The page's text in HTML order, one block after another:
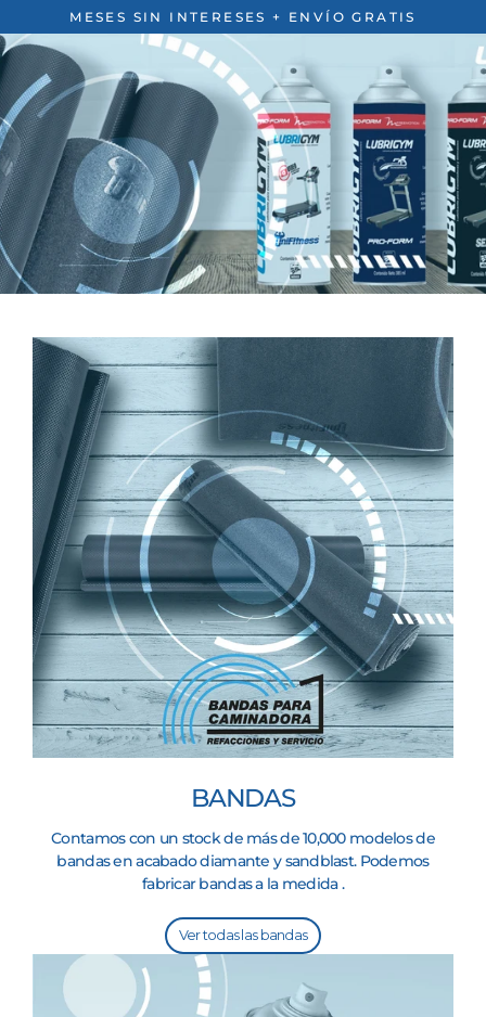
directamente
al
contenido
MESES SIN INTERESES + ENVÍO GRATIS
BANDAS
Contamos con un stock de más de 10,000 modelos de
bandas en acabado diamante y sandblast. Podemos
fabricar bandas a la medida .
Ver todas las bandas